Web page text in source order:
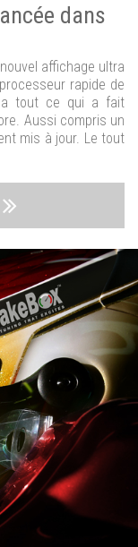
dans
affichage ultra
rapide de
a tout ce qui a fait
Aussi compris un
mis à jour. Le tout